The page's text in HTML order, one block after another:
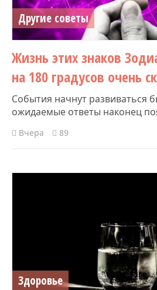
Другие советы
Жизнь этих знаков
на 180 градусов очень
События начнут развиваться
ожидаемые ответы наконец
Вчера 89
Здоровье